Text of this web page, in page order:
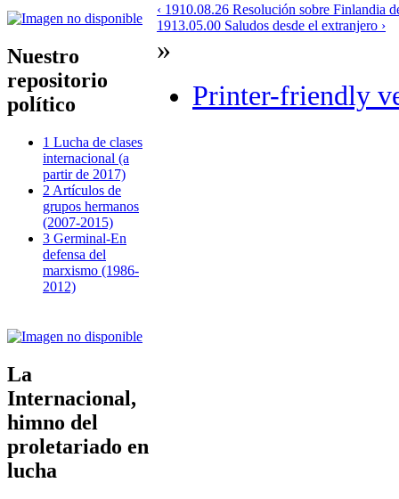
Nuestro
repositorio
político
1 Lucha de clases
internacional (a
partir de 2017)
2 Artículos de
grupos hermanos
(2007-2015)
3 Germinal-En
defensa del
marxismo (1986-
2012)
La
Internacional,
himno del
proletariado en
lucha
‹ 1910.08.26 Resolución sobre Finlandia
1913.05.00 Saludos desde el extranjero ›
»
Printer-friendly